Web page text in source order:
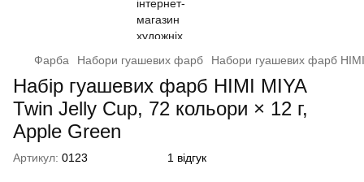
Фарба Набори гуашевих фарб Набори гуашевих фарб HIMI
Набір гуашевих фарб HIMI MIYA
Twin Jelly Cup, 72 кольори × 12 г,
Apple Green
Артикул: 0123 1 відгук